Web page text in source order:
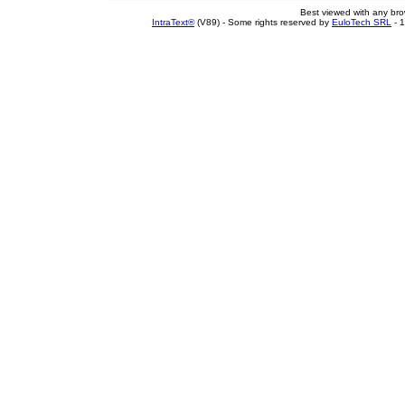
Best viewed with any
IntraText®(V89) - Some rights reserved by EuloTech SRL -